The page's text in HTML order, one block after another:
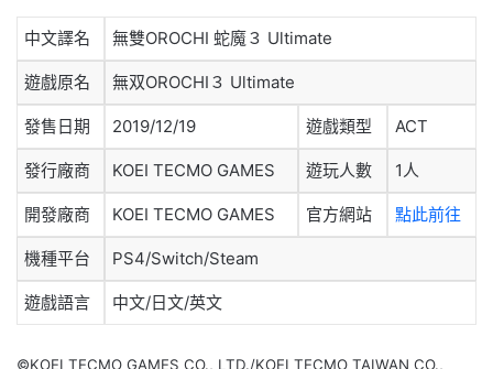
中文譯名 無雙OROCHI 蛇魔３ Ultimate
遊戲原名 無双OROCHI３ Ultimate
發售日期 2019/12/19 遊戲類型 ACT
發行廠商 KOEI TECMO GAMES 遊玩人數 1人
開發廠商 KOEI TECMO GAMES 官方網站 點此前往
機種平台 PS4/Switch/Steam
遊戲語言 中文/日文/英文
©KOEI TECMO GAMES CO., LTD./KOEI TECMO TAIWAN CO.,